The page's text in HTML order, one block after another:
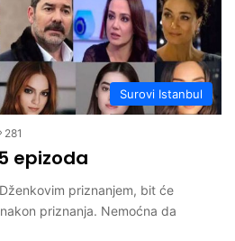
Surovi Istanbul
281
epizoda
priznanjem, bit će
priznanja. Nemoćna da